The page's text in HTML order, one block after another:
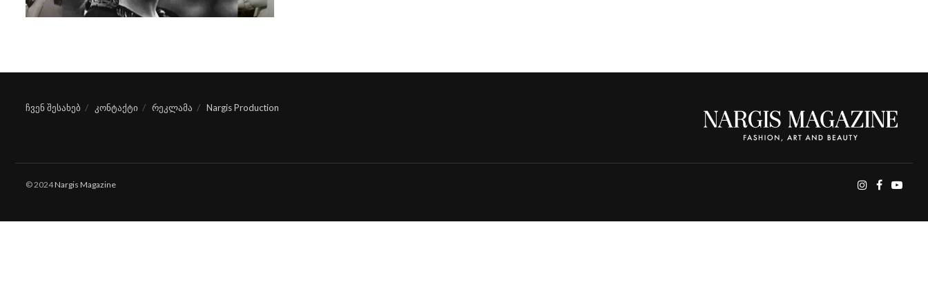
ჩვენ შესახებ კონტაქტი რეკლამა Nargis Production
© 2024Nargis Magazine